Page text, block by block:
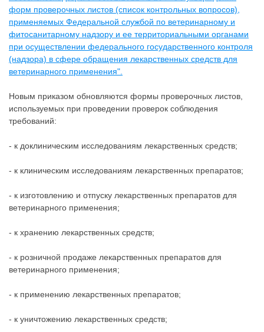
форм проверочных листов (список контрольных вопросов),
применяемых Федеральной службой по ветеринарному и
фитосанитарному надзору и ее территориальными органами
при осуществлении федерального государственного контроля
(надзора) в сфере обращения лекарственных средств для
ветеринарного применения".
Новым приказом обновляются формы проверочных листов,
используемых при проведении проверок соблюдения
требований:
- к доклиническим исследованиям лекарственных средств;
- к клиническим исследованиям лекарственных препаратов;
- к изготовлению и отпуску лекарственных препаратов для
ветеринарного применения;
- к хранению лекарственных средств;
- к розничной продаже лекарственных препаратов для
ветеринарного применения;
- к применению лекарственных препаратов;
- к уничтожению лекарственных средств;